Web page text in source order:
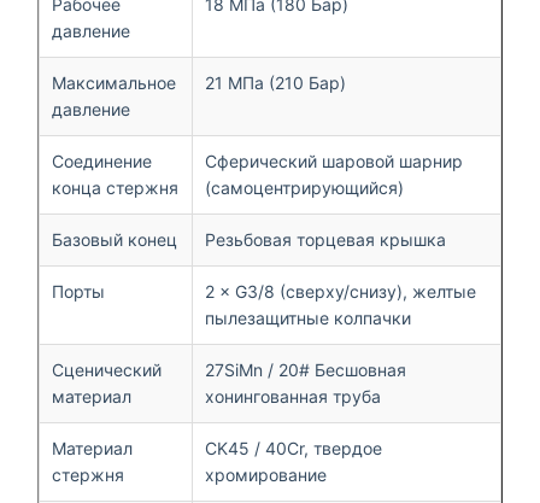
давление
Максимальное
давление
21 МПа (210 Бар)
Соединение
конца стержня
Сферический шаровой шарнир
(самоцентрирующийся)
Базовый конец Резьбовая торцевая крышка
Порты
2 × G3/8 (сверху/снизу), желтые
пылезащитные колпачки
Сценический
материал
27SiMn / 20# Бесшовная
хонингованная труба
Материал
стержня
CK45 / 40Cr, твердое
хромирование